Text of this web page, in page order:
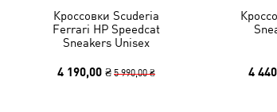
Кроссовки Scuderia
Ferrari HP Speedcat
Sneakers Unisex
4 190,00 ₴ 5 990,00 ₴ 4